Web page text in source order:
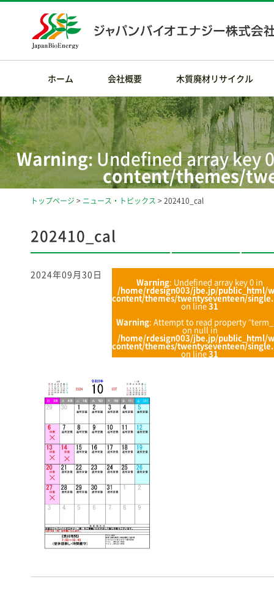
ホーム 会社概要 木質廃材リサイクル
Warning: Undefined array key
content/themes/
Warning: Attempt
content/themes/
トップページ > ニュース・トピックス > 202410_cal
202410_cal
2024年09月30日
Warning: Undefined array key 0 in
/home/rdesign003/jbe.jp/public_html/
content/themes/twentyseventeen/
on line31
Warning: Attempt to read property
on null in
/home/rdesign003/jbe.jp/public_html/
content/themes/twentyseventeen/
on line31